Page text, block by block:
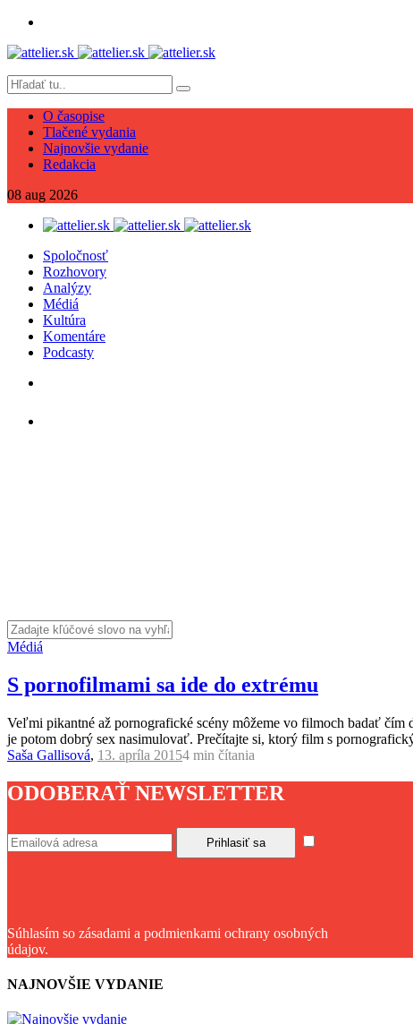
O časopise
Tlačené vydania
Najnovšie vydanie
Redakcia
08 aug 2026
Spoločnosť
Rozhovory
Analýzy
Médiá
Kultúra
Komentáre
Podcasty
Médiá
S pornofilmami sa ide do extrému
Veľmi pikantné až pornografické scény môžeme vo filmoch badať čím
je potom dobrý sex nasimulovať. Prečítajte si, ktorý film s
Saša Gallisová, 13. apríla 20154 min čítania
ODOBERAŤ NEWSLETTER
Súhlasím so zásadami a podmienkami ochrany osobných
údajov.
NAJNOVŠIE VYDANIE